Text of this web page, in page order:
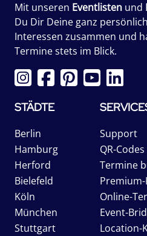
Mit unseren Eventlisten und
Du Dir Deine ganz
Interessen zusammen und
Termine stets im Blick.
STÄDTE
Berlin
Hamburg
Herford
Bielefeld
Köln
München
Stuttgart
Support
QR-
Termine
Online-
Event-
Location-